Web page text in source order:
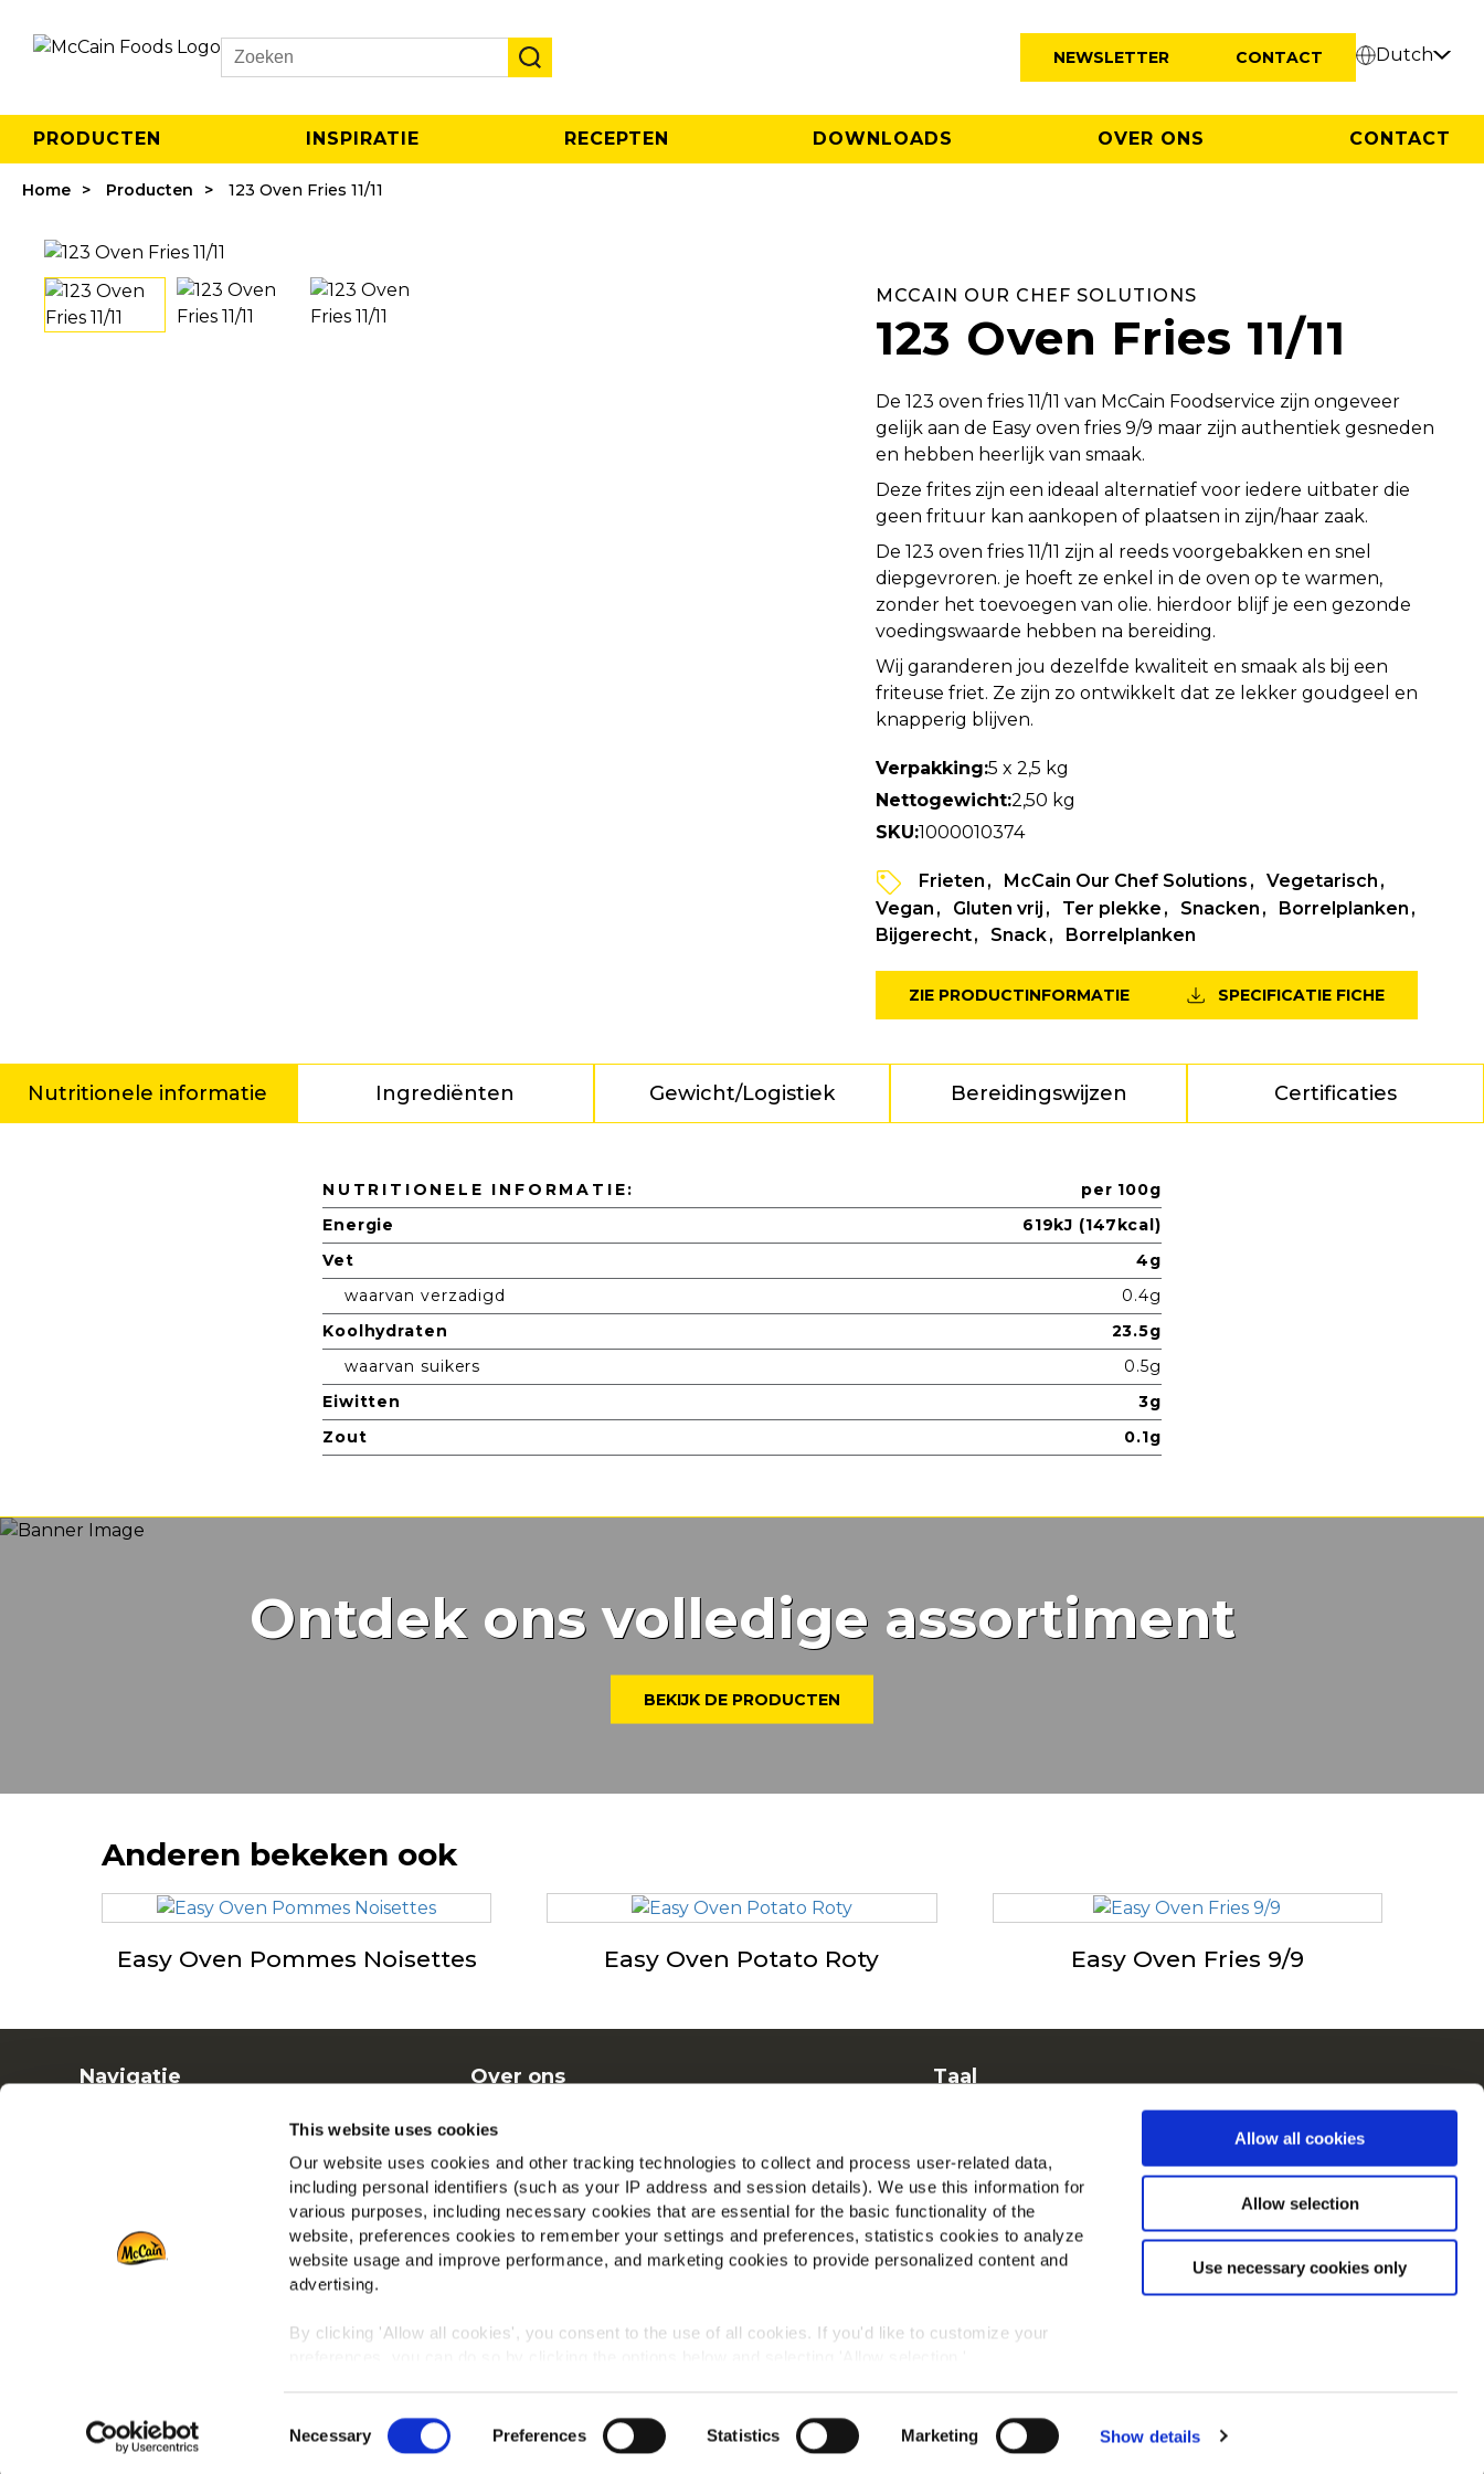
This website uses cookies
Our website uses cookies and other tracking technologies to collect and process user-related data,
including personal identifiers (such as your IP address and session details). We use this information for
various purposes, including necessary cookies that are essential for the basic functionality of the
website, preferences cookies to remember your settings and preferences, statistics cookies to analyze
website usage and improve performance, and marketing cookies to provide personalized content and
advertising.
By clicking 'Allow all cookies', you consent to the use of all cookies. If you'd like to customize your
any time by clicking on the "Cookies" link in the footer of the page.
Selection
Necessary Preferences Statistics Marketing Show details
Allow all cookies
Allow selection
Use necessary cookies only
Search
NEWSLETTER CONTACT Dutch
PRODUCTEN INSPIRATIE RECEPTEN DOWNLOADS OVER ONS CONTACT
Home Producten 123 Oven Fries 11/11
MCCAIN OUR CHEF SOLUTIONS
123 Oven Fries 11/11
De 123 oven fries 11/11 van McCain Foodservice zijn ongeveer
gelijk aan de Easy oven fries 9/9 maar zijn authentiek gesneden
en hebben heerlijk van smaak.
Deze frites zijn een ideaal alternatief voor iedere uitbater die
geen frituur kan aankopen of plaatsen in zijn/haar zaak.
De 123 oven fries 11/11 zijn al reeds voorgebakken en snel
diepgevroren. je hoeft ze enkel in de oven op te warmen,
zonder het toevoegen van olie. hierdoor blijf je een gezonde
voedingswaarde hebben na bereiding.
Wij garanderen jou dezelfde kwaliteit en smaak als bij een
friteuse friet. Ze zijn zo ontwikkelt dat ze lekker goudgeel en
knapperig blijven.
Verpakking:5 x 2,5 kg
Nettogewicht:2,50 kg
SKU:1000010374
Frieten McCain Our Chef Solutions
Vegetarisch
Vegan
Gluten vrij Ter plekke Snacken
Borrelplanken
Bijgerecht
Snack Borrelplanken
ZIE PRODUCTINFORMATIE SPECIFICATIE FICHE
Nutritionele informatie Ingrediënten Gewicht/Logistiek Bereidingswijzen Certificaties
Nutritionele informatieNUTRITIONELE INFORMATIE:
per 100g
Energie
619kJ (147kcal)
Vet
4g
waarvan verzadigd
0.4g
Koolhydraten
23.5g
waarvan suikers
0.5g
Eiwitten
3g
Zout
0.1g
Ontdek ons volledige assortiment
BEKIJK DE PRODUCTEN
Anderen bekeken ook
Easy Oven Pommes Noisettes Easy Oven Potato Roty Easy Oven Fries 9/9
Navigatie
Downloads
Contact
Over ons
Veelgestelde vragen
Taal
McCain in Europa
Bekijk alle landen
Vind ons op
©2026 McCain® Foods Limited | All rights reserved